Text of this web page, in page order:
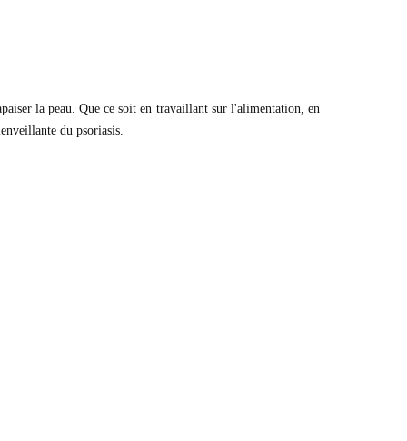
la peau. Que ce soit en travaillant sur l'alimentation, en
du psoriasis.